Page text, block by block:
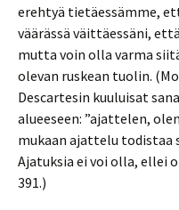
erehtyä tietäessämme,
väärässä väittäessäni,
mutta voin olla varma
olevan ruskean tuolin.
Descartesin kuuluisat
alueeseen: ”ajattelen,
mukaan ajattelu todistaa
Ajatuksia ei voi olla, ellei
391.)